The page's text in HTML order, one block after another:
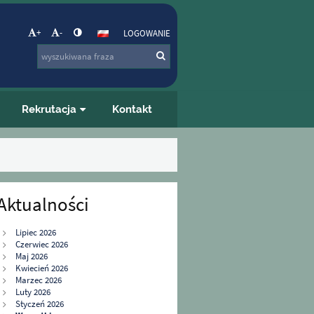
+ - LOGOWANIE
Rekrutacja Kontakt
Lipiec 2026
Czerwiec 2026
Maj 2026
Kwiecień 2026
Marzec 2026
Luty 2026
Styczeń 2026